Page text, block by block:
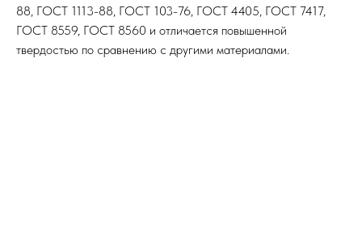
88, ГОСТ 1113-88, ГОСТ 103-76, ГОСТ 4405, ГОСТ 7417,
ГОСТ 8559, ГОСТ 8560 и отличается повышенной
твердостью по сравнению с другими материалами.